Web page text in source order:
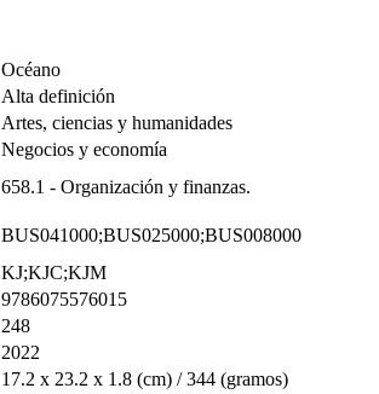
Océano
Alta definición
Artes, ciencias y humanidades
Negocios y economía
658.1 - Organización y finanzas.
BUS041000;BUS025000;BUS008000
KJ;KJC;KJM
9786075576015
248
2022
17.2 x 23.2 x 1.8 (cm) / 344 (gramos)